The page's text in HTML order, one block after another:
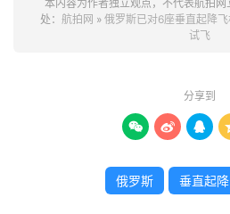
本内容为作者独立观点，不代表航拍
处： 航拍网 » 俄罗斯已对6座垂直起降
试飞
分享到
  
俄罗斯 垂直起降